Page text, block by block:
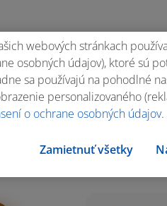
bielu čokoládu. V
cukor. Pridáme bielu
uvoľníme z formy, stiahneme
a dáme do misky. Dno
do krému. Zvyšné ⅔ krému
do chladničky ideálne na noc.
webových stránkach
osobných údajov), ktoré sú
sa používajú na pohodlné
personalizovaného
o ochrane osobných údajov.
Zamietnuť všetky